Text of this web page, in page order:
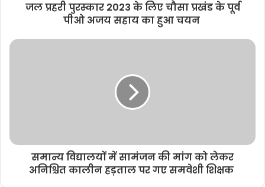
जल प्रहरी पुरस्कार 2023 के लिए चौसा प्रखंड के पूर्व
पीओ अजय सहाय का हुआ चयन
समान्य विद्यालयों में सामंजन की मांग को लेकर
अनिश्चित कालीन हड़ताल पर गए समवेशी शिक्षक